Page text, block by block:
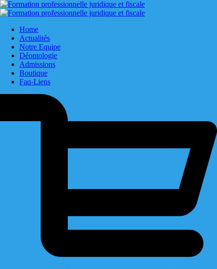
Home
Actualités
Notre Equipe
Déontologie
Admissions
Boutique
Faq-Liens